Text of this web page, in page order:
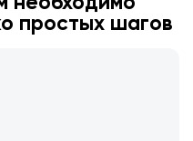
простых шагов